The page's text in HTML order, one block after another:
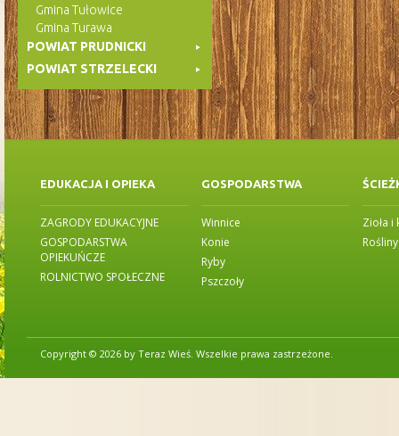
Gmina Tułowice
Gmina Turawa
POWIAT PRUDNICKI
POWIAT STRZELECKI
EDUKACJA I OPIEKA
ZAGRODY EDUKACYJNE
GOSPODARSTWA
OPIEKUŃCZE
ROLNICTWO SPOŁECZNE
GOSPODARSTWA
Winnice
Konie
Ryby
Pszczoły
Zioła
Copyright © 2026 by Teraz Wieś. Wszelkie prawa zastrzeżone.